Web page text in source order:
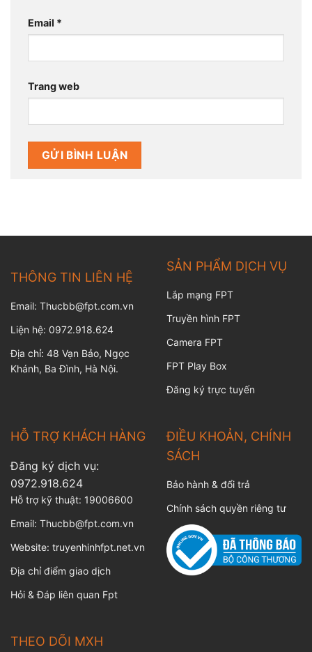
Email *
Trang web
THÔNG TIN LIÊN HỆ
Email: Thucbb@fpt.com.vn
Liện hệ: 0972.918.624
Địa chỉ: 48 Vạn Bảo, Ngọc
Khánh, Ba Đình, Hà Nội.
SẢN PHẨM DỊCH VỤ
Lắp mạng FPT
Truyền hình FPT
Camera FPT
FPT Play Box
Đăng ký trực tuyến
HỖ TRỢ KHÁCH HÀNG
Đăng ký dịch vụ:
0972.918.624
Hỗ trợ kỹ thuật: 19006600
Email: Thucbb@fpt.com.vn
Website: truyenhinhfpt.net.vn
Địa chỉ điểm giao dịch
Hỏi & Đáp liên quan Fpt
ĐIỀU KHOẢN, CHÍNH
SÁCH
Bảo hành & đổi trả
Chính sách quyền riêng tư
THEO DÕI MXH